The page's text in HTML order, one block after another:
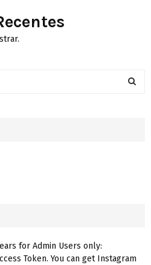
for Admin Users only:
Token. You can get Instagram